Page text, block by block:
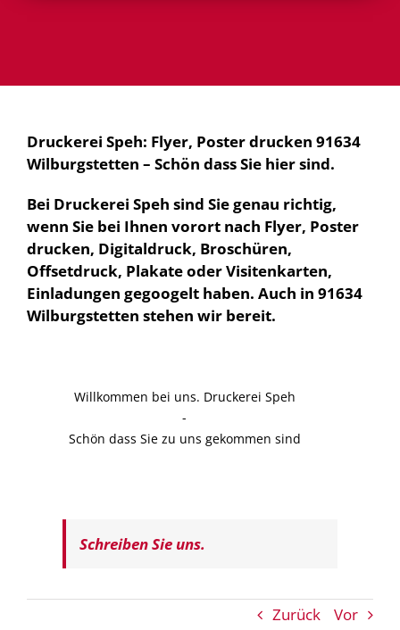
Druckerei Speh: Flyer, Poster drucken 91634
Wilburgstetten – Schön dass Sie hier sind.
Bei Druckerei Speh sind Sie genau richtig,
wenn Sie bei Ihnen vorort nach Flyer, Poster
drucken, Digitaldruck, Broschüren,
Offsetdruck, Plakate oder Visitenkarten,
Einladungen gegoogelt haben. Auch in 91634
Wilburgstetten stehen wir bereit.
Willkommen bei uns. Druckerei Speh
-
Schön dass Sie zu uns gekommen sind
Schreiben Sie uns.
Zurück Vor